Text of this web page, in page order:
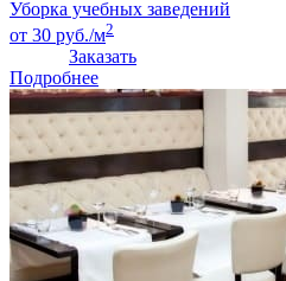
Уборка учебных заведений
от 30 руб./м2
Заказать
Подробнее